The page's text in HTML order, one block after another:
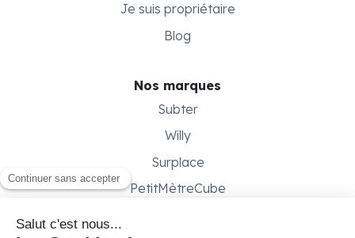
Je suis propriétaire
Blog
Nos marques
Subter
Willy
Surplace
PetitMètreCube